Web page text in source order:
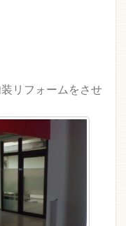
リフォームをさせ